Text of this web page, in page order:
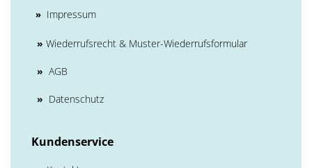
» Impressum
» Wiederrufsrecht & Muster-Wiederrufsformular
» AGB
» Datenschutz
Kundenservice